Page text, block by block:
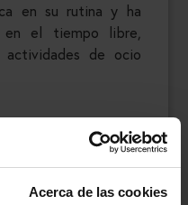
Acerca de las cookies
en su rutina y ha
en el tiempo libre,
de ocio